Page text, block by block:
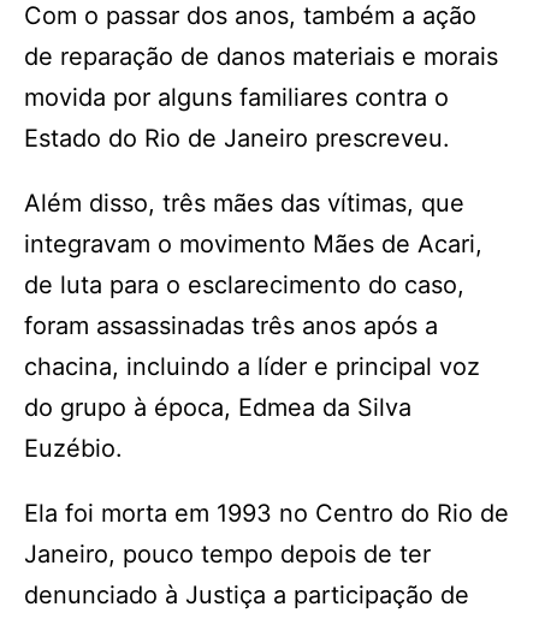
Com o passar dos anos, também a ação
de reparação de danos materiais e morais
movida por alguns familiares contra o
Estado do Rio de Janeiro prescreveu.
Além disso, três mães das vítimas, que
integravam o movimento Mães de Acari,
de luta para o esclarecimento do caso,
foram assassinadas três anos após a
chacina, incluindo a líder e principal voz
do grupo à época, Edmea da Silva
Euzébio.
Ela foi morta em 1993 no Centro do Rio de
Janeiro, pouco tempo depois de ter
denunciado à Justiça a participação de